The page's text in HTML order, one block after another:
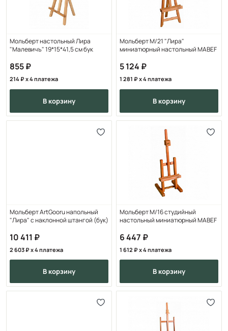
Мольберт настольный Лира
"Малевичъ" 19*15*41,5 см бук
855
214 x 4 платежа
в корзину
Мольберт M/21 "Лира"
миниатюрный настольный MABEF
5 124
1 281 x 4 платежа
в корзину
Мольберт ArtGooru напольный
"Лира" с наклонной штангой (бук)
10 411
2 603 x 4 платежа
в корзину
Мольберт M/16 студийный
настольный миниатюрный MABEF
6 447
1 612 x 4 платежа
в корзину